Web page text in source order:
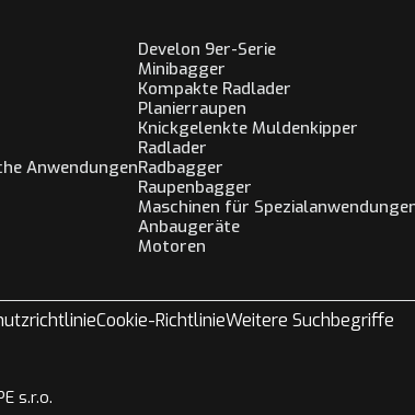
Anwendungen
Develon 9er-Serie
Minibagger
Kompakte Radlader
Planierraupen
Knickgelenkte Muldenkipper
Radlader
Radbagger
Raupenbagger
Maschinen für
Anbaugeräte
Motoren
Cookie-RichtlinieWeitere Suchbegriffe
s.r.o.